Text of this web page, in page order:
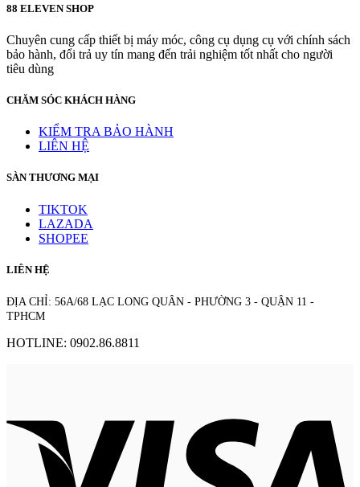
88 ELEVEN SHOP
Chuyên cung cấp thiết bị máy móc, công cụ dụng cụ với chính sách
bảo hành, đổi trả uy tín mang đến trải nghiệm tốt nhất cho người
tiêu dùng
CHĂM SÓC KHÁCH HÀNG
KIỂM TRA BẢO HÀNH
LIÊN HỆ
SÀN THƯƠNG MẠI
TIKTOK
LAZADA
SHOPEE
LIÊN HỆ
ĐỊA CHỈ: 56A/68 LẠC LONG QUÂN - PHƯỜNG 3 - QUẬN 11 -
TPHCM
HOTLINE: 0902.86.8811